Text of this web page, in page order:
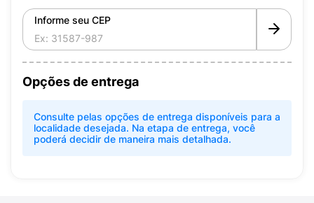
Informe seu CEP
Opções de entrega
Consulte pelas opções de entrega disponíveis para a
localidade desejada. Na etapa de entrega, você
poderá decidir de maneira mais detalhada.